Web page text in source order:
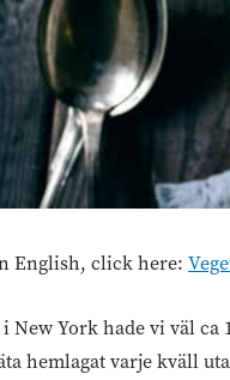
English, click here:
New York hade vi väl
hemlagat varje kväll